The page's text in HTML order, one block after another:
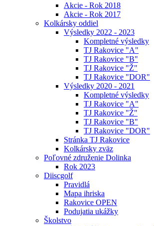
Akcie - Rok 2018
Akcie - Rok 2017
Kolkársky oddiel
Výsledky 2022 - 2023
Kompletné výsledky
TJ Rakovice "A"
TJ Rakovice "B"
TJ Rakovice "Ž"
TJ Rakovice "DOR"
Výsledky 2020 - 2021
Kompletné výsledky
TJ Rakovice "A"
TJ Rakovice "Ž"
TJ Rakovice "B"
TJ Rakovice "DOR"
Stránka TJ Rakovice
Kolkársky zväz
Poľovné združenie Dolinka
Rok 2023
Diiscgolf
Pravidlá
Mapa ihriska
Rakovice OPEN
Podujatia ukážky
Školstvo